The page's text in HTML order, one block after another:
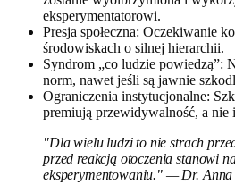
eksperymentatorowi.
Presja społeczna: Oczekiwanie
środowiskach o silnej hierarchii.
Syndrom „co ludzie powiedzą”:
norm, nawet jeśli są jawnie
Ograniczenia instytucjonalne:
premiują przewidywalność, a nie
"Dla wielu ludzi to nie strach
przed reakcją otoczenia stanowi
eksperymentowaniu." — Dr. Anna